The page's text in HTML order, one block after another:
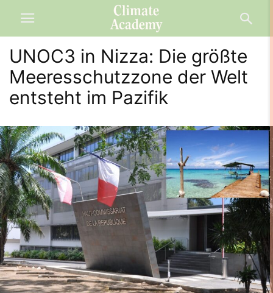
UNOC3 in Nizza: Die größte
Meeresschutzzone der Welt
entsteht im Pazifik